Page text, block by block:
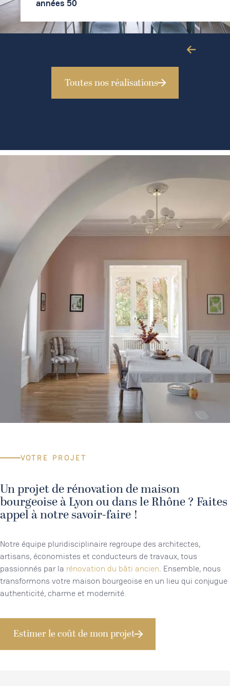
Toutes nos réalisations
VOTRE PROJET
Un projet de rénovation de maison
bourgeoise à Lyon ou dans le Rhône ? Faites
appel à notre savoir-faire !
Notre équipe pluridisciplinaire regroupe des architectes,
artisans, économistes et conducteurs de travaux, tous
passionnés par la rénovation du bâti ancien. Ensemble, nous
transformons votre maison bourgeoise en un lieu qui conjugue
authenticité, charme et modernité.
Estimer le coût de mon projet